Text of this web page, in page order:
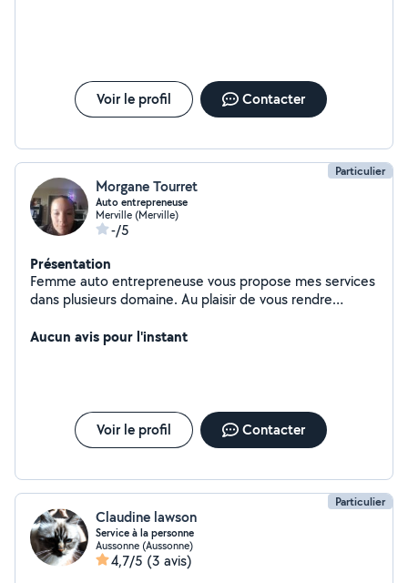
Voir le profil Contacter
Particulier
Morgane Tourret
Auto entrepreneuse
Merville (Merville)
-/5
Présentation
Femme auto entrepreneuse vous propose mes services
dans plusieurs domaine. Au plaisir de vous rendre
Aucun avis pour l'instant
Voir le profil Contacter
Particulier
Claudine lawson
Service à la personne
Aussonne (Aussonne)
4,7/5 (3 avis)